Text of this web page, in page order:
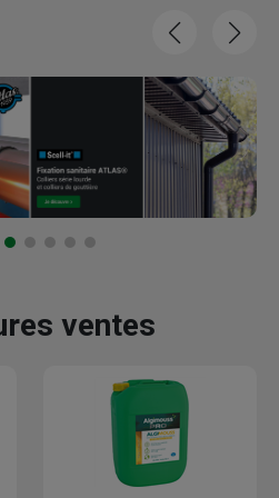
ventes